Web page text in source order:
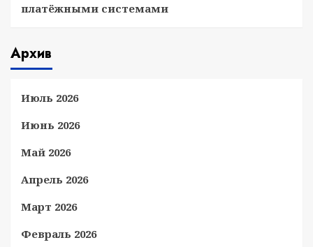
платёжными системами
Архив
Июль 2026
Июнь 2026
Май 2026
Апрель 2026
Март 2026
Февраль 2026